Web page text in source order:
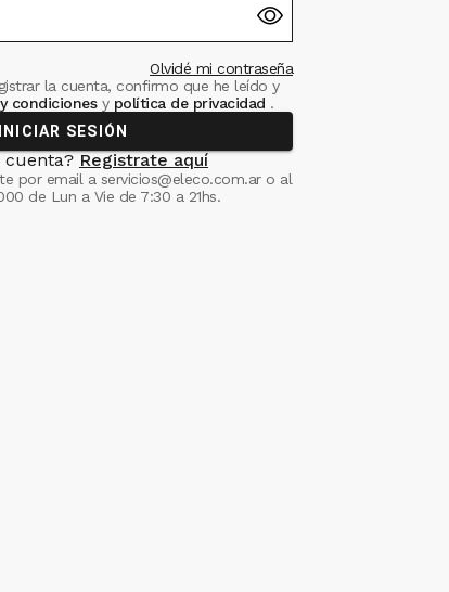
Olvidé mi contraseña
la cuenta, confirmo que he leído y
condiciones ypolítica de privacidad .
INICIAR SESIÓN
cuenta? Registrate aquí
por email a servicios@eleco.com.aro al
de Lun a Vie de 7:30 a 21hs.